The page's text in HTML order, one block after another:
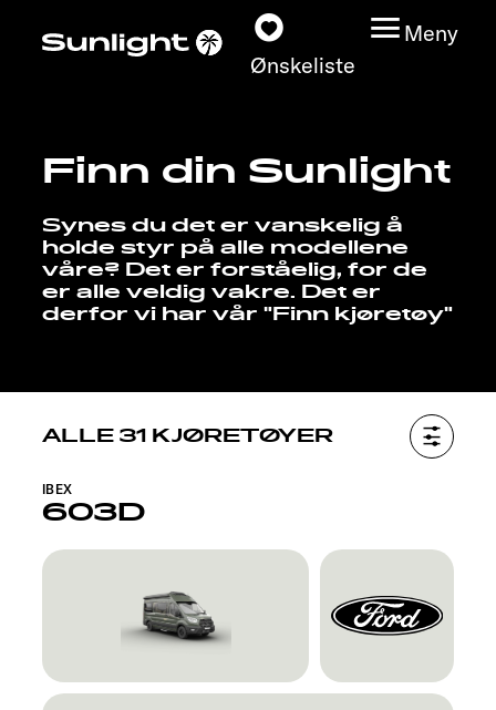
Ønskeliste
Meny
Modeller
Konfigurator
Finn din Sunlight
Oppdage
Service
Finn din Sunlight
Synes du det er vanskelig å
holde styr på alle modellene
våre? Det er forståelig, for de
er alle veldig vakre. Det er
derfor vi har vår "Finn kjøretøy"
ALLE 31 KJØRETØYER
603D
IBEX